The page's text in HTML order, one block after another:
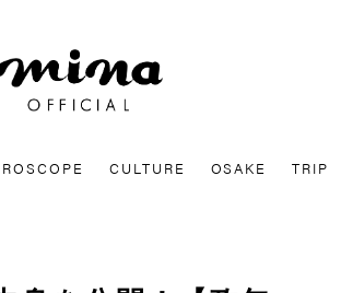
CULTURE OSAKE TRIP